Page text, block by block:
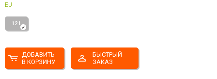
EU
12 L
ДОБАВИТЬ
В КОРЗИНУ
БЫСТРЫЙ
ЗАКАЗ